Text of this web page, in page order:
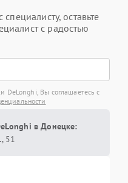
оставьте
с радостью
DeLonghi, Вы соглашаетесь с
в Донецке:
51